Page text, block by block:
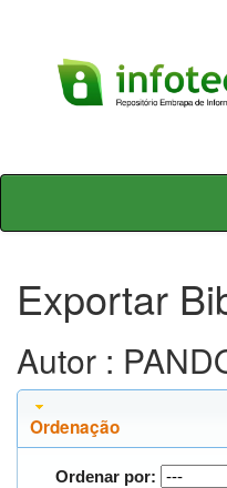
Skip
Exportar
Autor :
Ordenação
Ordenar por: